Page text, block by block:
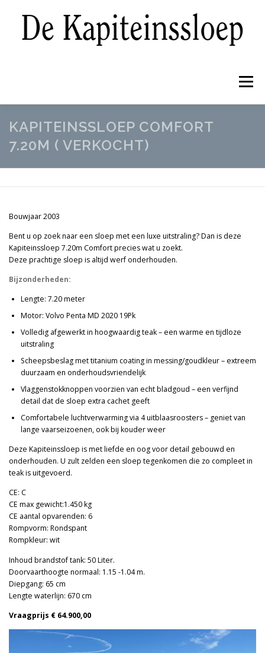
inhoud
Menu
NIEUWBOUW PRE-OWNED REFIT
WINTERBERGING EN ONDERHOUD GALERIJ
OVER ONS
KAPITEINSSLOEP COMFORT
7.20M ( VERKOCHT)
Bouwjaar 2003
Bent u op zoek naar een sloep met een luxe uitstraling? Dan is deze
Kapiteinssloep 7.20m Comfortprecies wat u zoekt.
Deze prachtige sloep is altijd werf onderhouden.
Bijzonderheden:
Lengte: 7.20 meter
Motor: Volvo Penta MD 2020 19Pk
Volledig afgewerkt in hoogwaardig teak– een warme en tijdloze
uitstraling
Scheepsbeslag met titanium coating in messing/goudkleur – extreem
duurzaam en onderhoudsvriendelijk
Vlaggenstokknoppen voorzien van echt bladgoud – een verfijnd
detail dat de sloep extra cachet geeft
Comfortabele luchtverwarming via 4 uitblaasroosters– geniet van
lange vaarseizoenen, ook bij kouder weer
Deze Kapiteinssloep is met liefde en oog voor detail gebouwd en
onderhouden. U zult zelden een sloep tegenkomen die zo compleet in
teak is uitgevoerd.
CE: C
CE max gewicht:1.450 kg
CE aantal opvarenden: 6
Rompvorm: Rondspant
Rompkleur: wit
Inhoud brandstof tank: 50 Liter.
Doorvaarthoogte normaal: 1.15 -1.04 m.
Diepgang: 65 cm
Lengte waterlijn: 670 cm
Vraagprijs € 64.900,00